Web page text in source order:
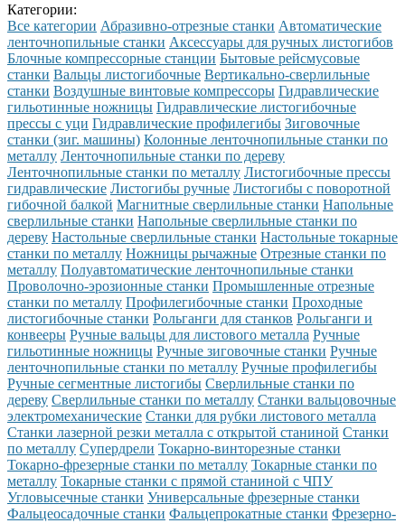
Категории:
Все категории Абразивно-отрезные станки Автоматические
ленточнопильные станки Аксессуары для ручных листогибов
Блочные компрессорные станции Бытовые рейсмусовые
станки Вальцы листогибочные Вертикально-сверлильные
станки Воздушные винтовые компрессоры Гидравлические
гильотинные ножницы Гидравлические листогибочные
прессы с уци Гидравлические профилегибы Зиговочные
станки (зиг. машины) Колонные ленточнопильные станки по
металлу Ленточнопильные станки по дереву
Ленточнопильные станки по металлу Листогибочные прессы
гидравлические Листогибы ручные Листогибы с поворотной
гибочной балкой Магнитные сверлильные станки Напольные
сверлильные станки Напольные сверлильные станки по
дереву Настольные сверлильные станки Настольные токарные
станки по металлу Ножницы рычажные Отрезные станки по
металлу Полуавтоматические ленточнопильные станки
Проволочно-эрозионные станки Промышленные отрезные
станки по металлу Профилегибочные станки Проходные
листогибочные станки Рольганги для станков Рольганги и
конвееры Ручные вальцы для листового металла Ручные
гильотинные ножницы Ручные зиговочные станки Ручные
ленточнопильные станки по металлу Ручные профилегибы
Ручные сегментные листогибы Сверлильные станки по
дереву Сверлильные станки по металлу Станки вальцовочные
электромеханические Станки для рубки листового металла
Станки лазерной резки металла с открытой станиной Станки
по металлу Супердрели Токарно-винторезные станки
Токарно-фрезерные станки по металлу Токарные станки по
металлу Токарные станки с прямой станиной с ЧПУ
Угловысечные станки Универсальные фрезерные станки
Фальцеосадочные станки Фальцепрокатные станки Фрезерно-